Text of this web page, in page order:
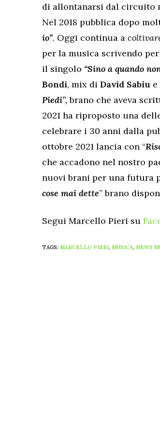
di allontanarsi dal circuito
Nel 2018 pubblica dopo
io”. Oggi continua a
per la musica scrivendo
il singolo “Sino a quando
Bondi, mix di David Sabiu
Piedi”,brano che aveva
2021 ha riproposto una
celebrare i 30 anni dalla
ottobre 2021 lancia con “
che accadono nel nostro
nuovi brani per una futura
cose mai dette” brano
Segui Marcello Pieri su
TAGS: MARCELLO PIERI, MUSICA, NEWS